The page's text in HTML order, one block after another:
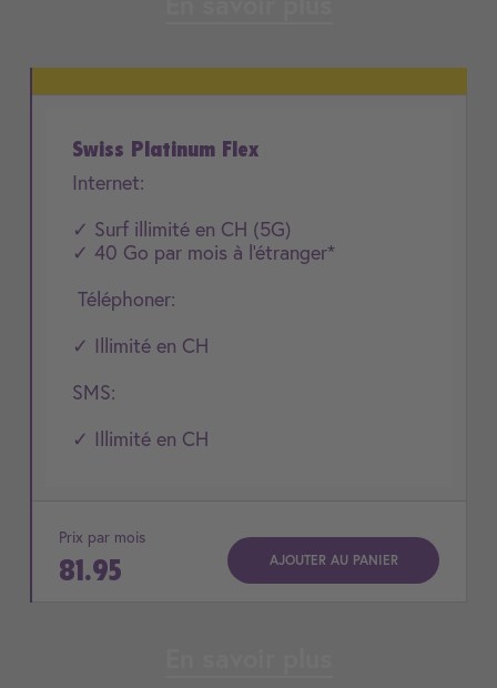
Swiss Platinum Flex
Internet:
✓ Surf illimité en CH (5G)
✓ 40 Go par mois à l'étranger*
Téléphoner:
✓ Illimité en CH
SMS:
✓ Illimité en CH
Prix par mois
81.95 AJOUTER AU PANIER